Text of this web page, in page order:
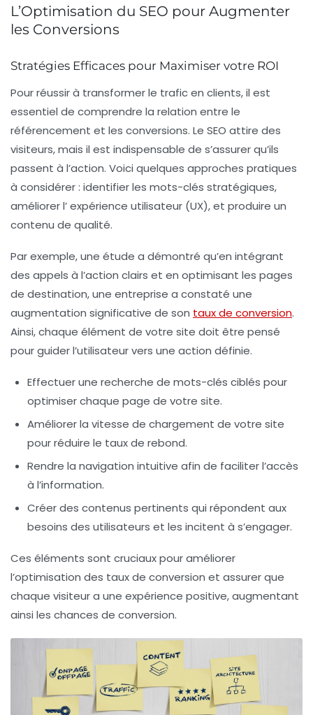
L’Optimisation du SEO pour Augmenter
les Conversions
Stratégies Efficaces pour Maximiser votre ROI
Pour réussir à transformer le trafic en clients, il est
essentiel de comprendre la relation entre le
référencement et les conversions. Le SEO attire des
visiteurs, mais il est indispensable de s’assurer qu’ils
passent à l’action. Voici quelques approches pratiques
à considérer : identifier les mots-clés stratégiques,
améliorer l’expérience utilisateur (UX), et produire un
contenu de qualité.
Par exemple, une étude a démontré qu’en intégrant
des appels à l’action clairs et en optimisant les pages
de destination, une entreprise a constaté une
augmentation significative de son taux de conversion.
Ainsi, chaque élément de votre site doit être pensé
pour guider l’utilisateur vers une action définie.
Effectuer une recherche de mots-clés ciblés pour
optimiser chaque page de votre site.
Améliorer la vitesse de chargement de votre site
pour réduire le taux de rebond.
Rendre la navigation intuitive afin de faciliter l’accès
à l’information.
Créer des contenus pertinents qui répondent aux
besoins des utilisateurs et les incitent à s’engager.
Ces éléments sont cruciaux pour améliorer
l’optimisation des taux de conversion et assurer que
chaque visiteur a une expérience positive, augmentant
ainsi les chances de conversion.